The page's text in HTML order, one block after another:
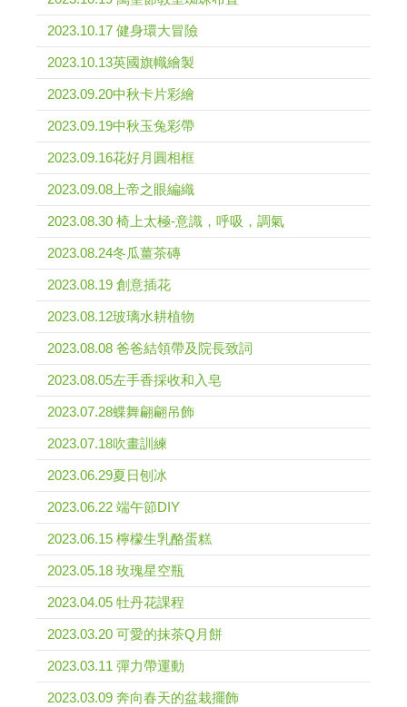
2023.10.17 健身環大冒險
2023.10.13英國旗幟繪製
2023.09.20中秋卡片彩繪
2023.09.19中秋玉兔彩帶
2023.09.16花好月圓相框
2023.09.08上帝之眼編織
2023.08.30 椅上太極-意識，呼吸，調氣
2023.08.24冬瓜薑茶磚
2023.08.19 創意插花
2023.08.12玻璃水耕植物
2023.08.08 爸爸結領帶及院長致詞
2023.08.05左手香採收和入皂
2023.07.28蝶舞翩翩吊飾
2023.07.18吹畫訓練
2023.06.29夏日刨冰
2023.06.22 端午節DIY
2023.06.15 檸檬生乳酪蛋糕
2023.05.18 玫瑰星空瓶
2023.04.05 牡丹花課程
2023.03.20 可愛的抹茶Q月餅
2023.03.11 彈力帶運動
2023.03.09 奔向春天的盆栽擺飾